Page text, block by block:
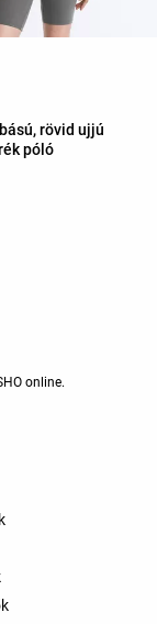
listája
rövid ujjú
póló
online.